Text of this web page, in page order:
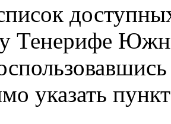
Тенерифе
указать